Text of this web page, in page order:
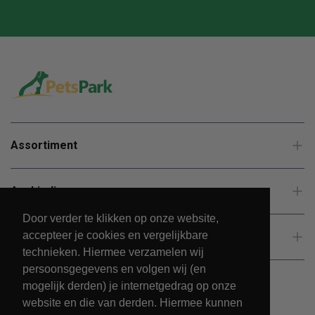
Door verder te klikken op onze website,
accepteer je cookies en vergelijkbare
technieken. Hiermee verzamelen wij
persoonsgegevens en volgen wij (en
mogelijk derden) je internetgedrag op onze
website en die van derden. Hiermee kunnen
Assortiment
Aanbiedingen
Klantenservice